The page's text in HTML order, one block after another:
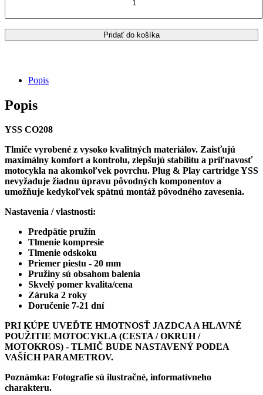
/2018>
predné
cartridge
735TRC-
Pridať do košíka
Popis
Popis
YSS CO208
Tlmiče vyrobené z vysoko kvalitných materiálov. Zaisťujú
maximálny komfort a kontrolu, zlepšujú stabilitu a priľnavosť
motocykla na akomkoľvek povrchu. Plug & Play cartridge YSS
nevyžaduje žiadnu úpravu pôvodných komponentov a
umožňuje kedykoľvek spätnú montáž pôvodného zavesenia.
Nastavenia / vlastnosti:
Predpätie pružín
Tlmenie kompresie
Tlmenie odskoku
Priemer piestu - 20 mm
Pružiny sú obsahom balenia
Skvelý pomer kvalita/cena
Záruka 2 roky
Doručenie 7-21 dní
PRI KÚPE UVEĎTE HMOTNOSŤ JAZDCA A HLAVNÉ
POUŽITIE MOTOCYKLA (CESTA / OKRUH /
MOTOKROS) - TLMIČ BUDE NASTAVENÝ PODĽA
VAŠÍCH PARAMETROV.
Poznámka: Fotografie sú ilustračné, informatívneho
charakteru.